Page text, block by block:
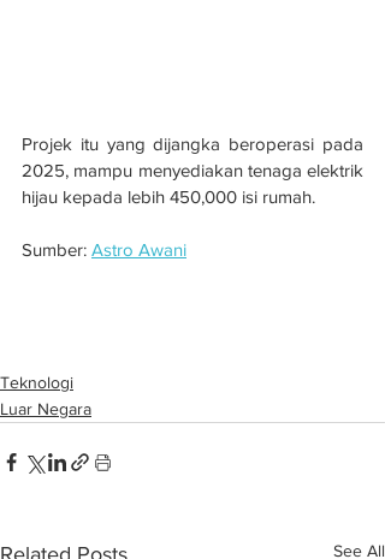
Projek itu yang dijangka beroperasi pada
2025, mampu menyediakan tenaga elektrik
hijau kepada lebih 450,000 isi rumah.
Sumber: Astro Awani
Teknologi
Luar Negara
Related Posts See All